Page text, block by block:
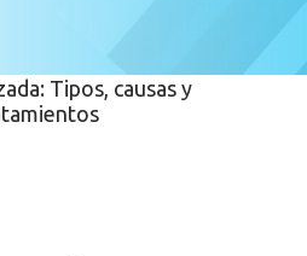
Tipos, causas y